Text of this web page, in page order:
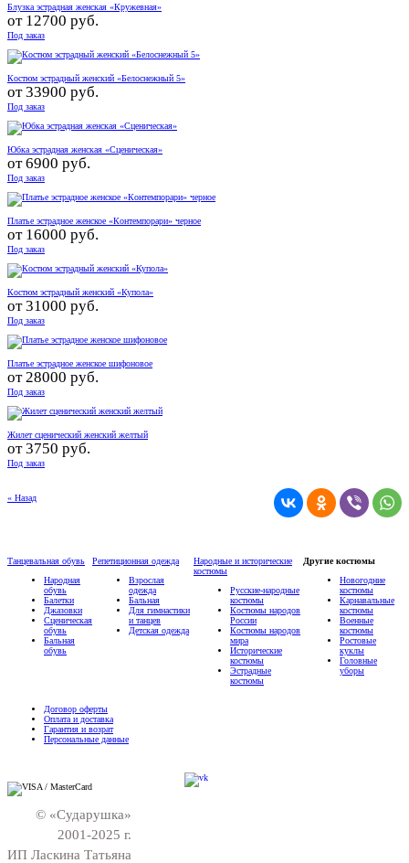
Блузка эстрадная женская «Кружевная»
от 12700 руб.
Под заказ
Костюм эстрадный женский «Белоснежный 5»
от33900 руб.
Под заказ
Юбка эстрадная женская «Сценическая»
от6900 руб.
Под заказ
Платье эстрадное женское «Контемпорари» черное
от 16000 руб.
Под заказ
Костюм эстрадный женский «Купола»
от31000 руб.
Под заказ
Платье эстрадное женское шифоновое
от28000 руб.
Под заказ
Жилет сценический женский желтый
от3750 руб.
Под заказ
« Назад
Танцевальная обувь
Народная
обувь
Балетки
Джазовки
Сценическая
обувь
Бальная
обувь
Репетиционная одежда
Взрослая
одежда
Бальная
Для гимнастики
и танцев
Детская одежда
Народные и исторические
костюмы
Русские-народные
костюмы
Костюмы народов
России
Костюмы народов
мира
Исторические
костюмы
Эстрадные
костюмы
Другие костюмы
Новогодние
костюмы
Карнавальные
костюмы
Военные
костюмы
Ростовые
куклы
Головные
уборы
Договор оферты
Оплата и доставка
Гарантия и возрат
Персональные данные
© «Сударушка»
2001-2025 г.
ИП Ласкина Татьяна